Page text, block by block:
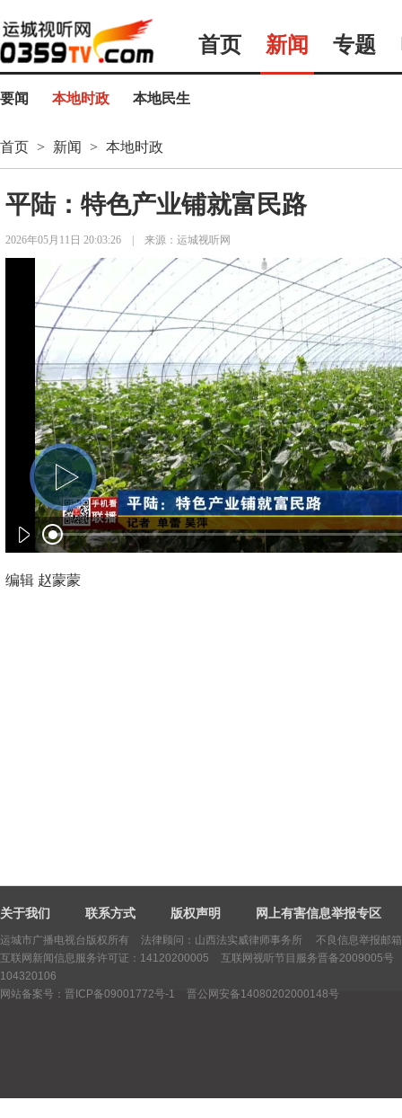
首页 新闻 专题
要闻 本地时政 本地民生
首页 > 新闻 > 本地时政
平陆：特色产业铺就富民路
2026年05月11日 20:03:26 来源：运城视听网
编辑 赵蒙蒙
关于我们 联系方式 版权声明 网上有害信息举报专区
运城市广播电视台版权所有
法律顾问：山西法实威律师事务所 不良信息举报邮
互联网新闻信息服务许可证：14120200005
互联网视听节目服务晋备2009005号
104320106
网站备案号：晋ICP备09001772号-1
晋公网安备14080202000148号